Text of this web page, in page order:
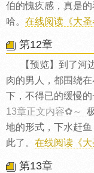
伯的愧疚感，真是
哈。 在线阅读《大
第12章
【预览】到了
肉的男人，都围绕
下，不得已的缓慢
13章正文内容✿～
地的形式，下水赶
此了。 在线阅读《
第13章